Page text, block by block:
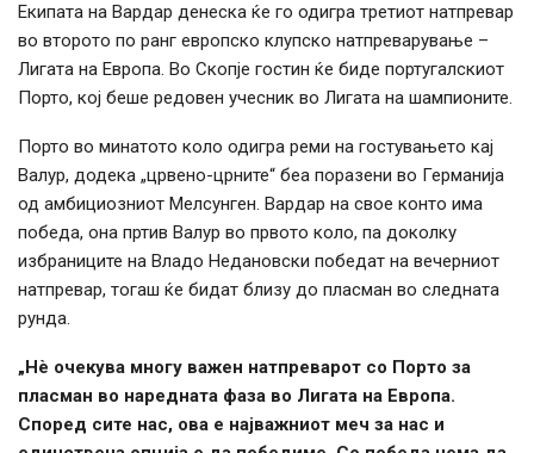
Екипата на Вардар денеска ќе го одигра третиот натпревар
во второто по ранг европско клупско натпреварување –
Лигата на Европа. Во Скопје гостин ќе биде португалскиот
Порто, кој беше редовен учесник во Лигата на шампионите.
Порто во минатото коло одигра реми на гостувањето кај
Валур, додека „црвено-црните“ беа поразени во Германија
од амбициозниот Мелсунген. Вардар на свое конто има
победа, она пртив Валур во првото коло, па доколку
избраниците на Владо Недановски победат на вечерниот
натпревар, тогаш ќе бидат близу до пласман во следната
рунда.
„Нè очекува многу важен натпреварот со Порто за
пласман во наредната фаза во Лигата на Европа.
Според сите нас, ова е најважниот меч за нас и